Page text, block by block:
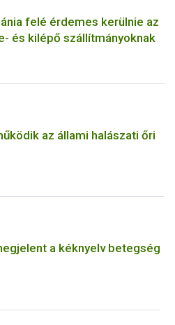
felé érdemes kerülnie az
és kilépő szállítmányoknak
az állami halászati őri
a kéknyelv betegség